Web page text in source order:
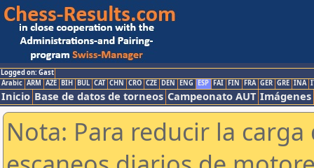
Logged on: Gast
Arabic ARM AZE BIH BUL CAT CHN CRO CZE DEN ENG ESP FAI FIN FRA GER GRE INA
Inicio Base de datos de torneos Campeonato AUT Imágenes
Nota: Para reducir la